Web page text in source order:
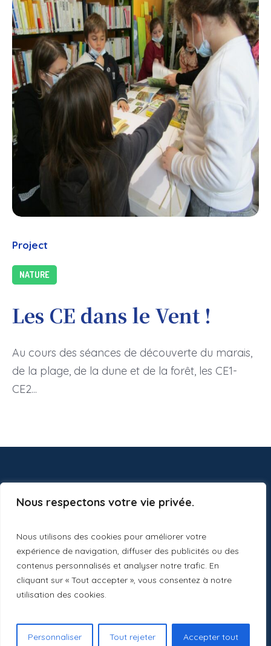
Nous respectons votre vie privée.
Nous utilisons des cookies pour améliorer votre
expérience de navigation, diffuser des publicités ou des
contenus personnalisés et analyser notre trafic. En
cliquant sur « Tout accepter », vous consentez à notre
utilisation des cookies.
Personnaliser Tout rejeter Accepter tout
Project
NATURE
Les CE dans le Vent !
Au cours des séances de découverte du marais,
de la plage, de la dune et de la forêt, les CE1-
CE2...
Ecole St Jean © 2024 / Tous les droits sont réservés